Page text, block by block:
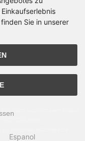
Sie in unserer
Espanol